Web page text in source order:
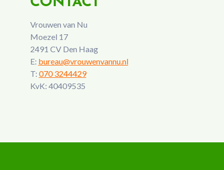
Vrouwen van Nu
Moezel 17
2491 CV Den Haag
E: bureau@vrouwenvannu.nl
T: 070 3244429
KvK: 40409535